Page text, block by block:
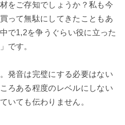
をご存知でしょうか？私も今
って無駄にしてきたこともあ
で1,2を争うぐらい役に立った
です。
発音は完璧にする必要はない
ろある程度のレベルにしない
いても伝わりません。